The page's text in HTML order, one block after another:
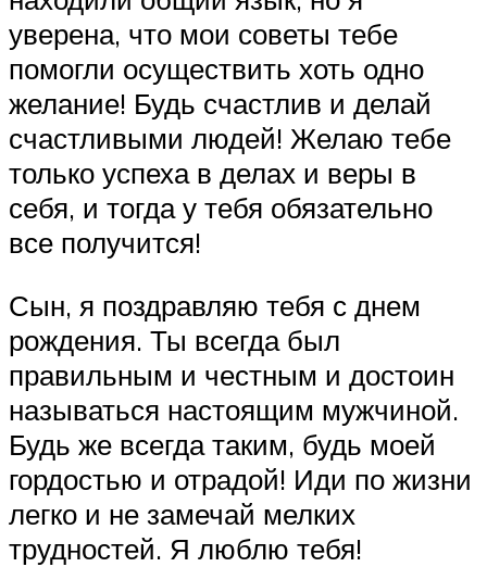
уверена, что мои советы тебе
помогли осуществить хоть одно
желание! Будь счастлив и делай
счастливыми людей! Желаю тебе
только успеха в делах и веры в
себя, и тогда у тебя обязательно
все получится!
Сын, я поздравляю тебя с днем
рождения. Ты всегда был
правильным и честным и достоин
называться настоящим мужчиной.
Будь же всегда таким, будь моей
гордостью и отрадой! Иди по жизни
легко и не замечай мелких
трудностей. Я люблю тебя!